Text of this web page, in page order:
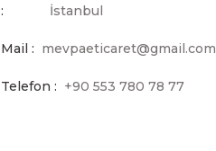
:
İstanbul
Mail : mevpaeticaret@gmail.com
Telefon : +90 553 780 78 77